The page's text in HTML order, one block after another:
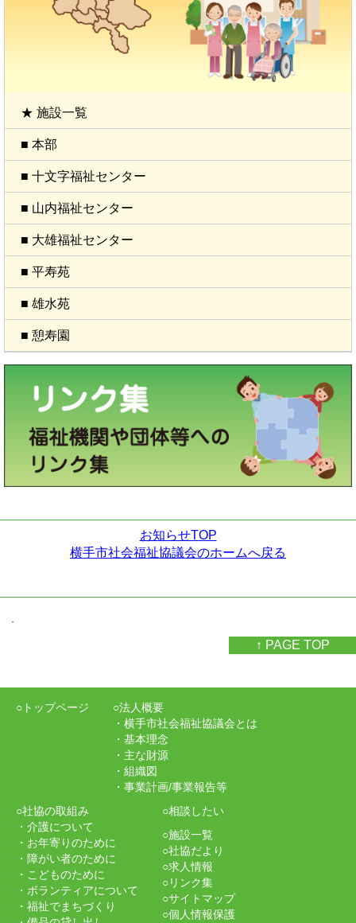
★ 施設一覧
■ 本部
■ 十文字福祉センター
■ 山内福祉センター
■ 大雄福祉センター
■ 平寿苑
■ 雄水苑
■ 憩寿園
お知らせTOP
横手市社会福祉協議会のホームへ戻る
↑ PAGE TOP
○トップページ
○法人概要
・横手市社会福祉協議会とは
・基本理念
・主な財源
・組織図
・事業計画/事業報告等
○社協の取組み
・介護について
・お年寄りのために
・障がい者のために
・こどものために
・ボランティアについて
・福祉でまちづくり
○相談したい
○施設一覧
○社協だより
○求人情報
○リンク集
○サイトマップ
○個人情報保護